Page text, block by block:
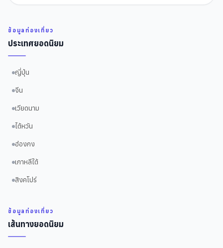
ข้อมูลท่องเที่ยว
ประเทศยอดนิยม
ญี่ปุ่น
จีน
เวียดนาม
ไต้หวัน
ฮ่องกง
เกาหลีใต้
สิงคโปร์
ข้อมูลท่องเที่ยว
เส้นทางยอดนิยม